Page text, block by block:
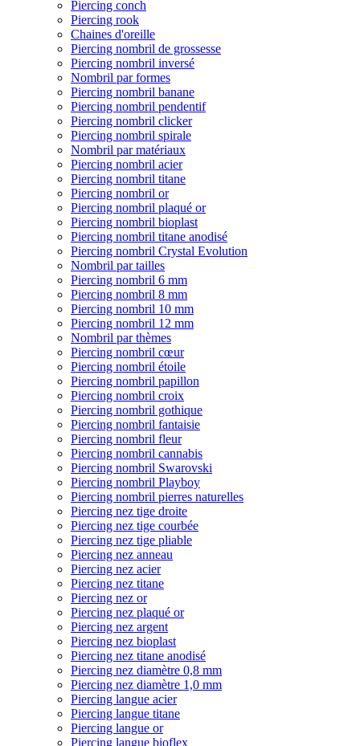
Piercing conch
Piercing rook
Chaines d'oreille
Piercing nombril de grossesse
Piercing nombril inversé
Nombril par formes
Piercing nombril banane
Piercing nombril pendentif
Piercing nombril clicker
Piercing nombril spirale
Nombril par matériaux
Piercing nombril acier
Piercing nombril titane
Piercing nombril or
Piercing nombril plaqué or
Piercing nombril bioplast
Piercing nombril titane anodisé
Piercing nombril Crystal Evolution
Nombril par tailles
Piercing nombril 6 mm
Piercing nombril 8 mm
Piercing nombril 10 mm
Piercing nombril 12 mm
Nombril par thèmes
Piercing nombril cœur
Piercing nombril étoile
Piercing nombril papillon
Piercing nombril croix
Piercing nombril gothique
Piercing nombril fantaisie
Piercing nombril fleur
Piercing nombril cannabis
Piercing nombril Swarovski
Piercing nombril Playboy
Piercing nombril pierres naturelles
Piercing nez tige droite
Piercing nez tige courbée
Piercing nez tige pliable
Piercing nez anneau
Piercing nez acier
Piercing nez titane
Piercing nez or
Piercing nez plaqué or
Piercing nez argent
Piercing nez bioplast
Piercing nez titane anodisé
Piercing nez diamètre 0,8 mm
Piercing nez diamètre 1,0 mm
Piercing langue acier
Piercing langue titane
Piercing langue or
Piercing langue bioflex